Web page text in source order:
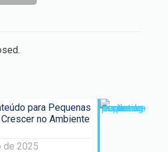
para Pequenas
no Ambiente
de 2025